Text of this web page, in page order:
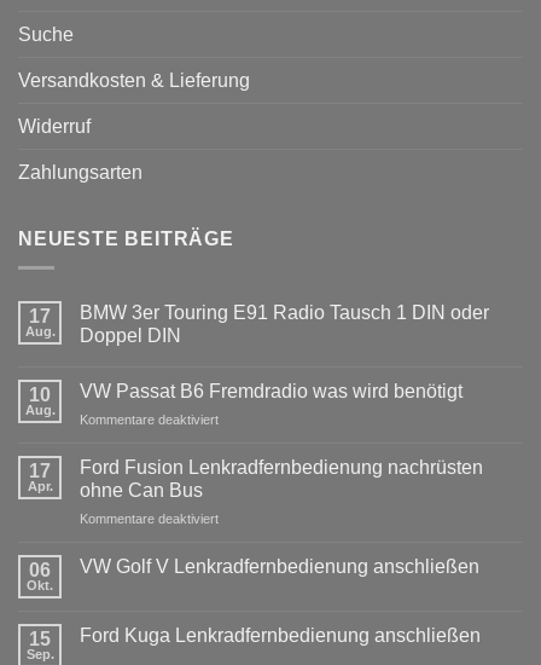
Suche
Versandkosten & Lieferung
Widerruf
Zahlungsarten
NEUESTE BEITRÄGE
17
Aug.
BMW 3er Touring E91 Radio Tausch 1 DIN oder
Doppel DIN
zu
3er
Radio
Tausch
1
DIN
DIN
10
Aug.
VW Passat B6 Fremdradio was wird benötigt
Kommentare deaktiviertfür
Passat
was
benötigt
17
Apr.
Ford Fusion Lenkradfernbedienung nachrüsten
ohne Can Bus
Kommentare deaktiviertfür
Fusion
Can
06
Okt.
VW Golf V Lenkradfernbedienung anschließen
VW
15
Sep.
Ford Kuga Lenkradfernbedienung anschließen